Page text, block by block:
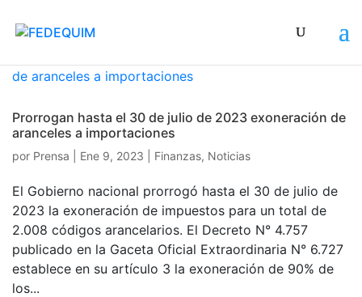
Prorrogan hasta el 30 de julio de 2023 exoneración de
aranceles a importaciones
por Prensa Ene 9, 2023 Finanzas, Noticias
El Gobierno nacional prorrogó hasta el 30 de julio de
2023 la exoneración de impuestos para un total de
2.008 códigos arancelarios. El Decreto N° 4.757
publicado en la Gaceta Oficial Extraordinaria N° 6.727
establece en su artículo 3 la exoneración de 90% de
los...